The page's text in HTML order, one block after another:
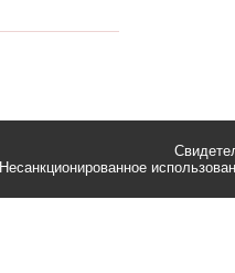
Несанкционированное